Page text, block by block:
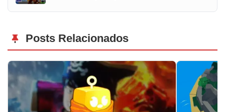
Posts Relacionados